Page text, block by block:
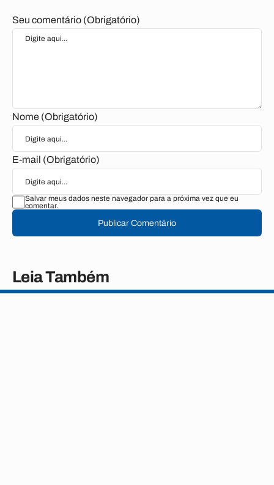
Seu comentário (Obrigatório)
Nome (Obrigatório)
E-mail (Obrigatório)
Salvar meus dados neste navegador para a próxima vez que eu
comentar.
Publicar Comentário
Leia Também